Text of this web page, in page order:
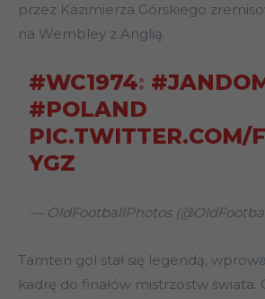
przez Kazimierza Górskiego
na Wembley z Anglią.
#WC1974:
#POLAND
PIC.TWITTER.COM/
YGZ
— OldFootballPhotos
Tamten gol stał się legendą,
kadrę do finałów mistrzostw świata.